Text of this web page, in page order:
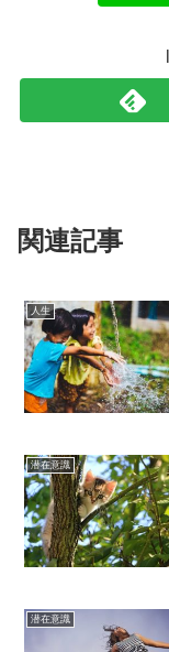
関連記事
人生
潜在意識
潜在意識